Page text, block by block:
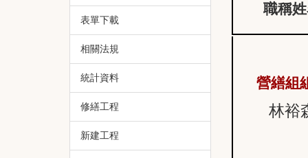
表單下載
相關法規
統計資料
修繕工程
新建工程
職稱
營繕組
林裕